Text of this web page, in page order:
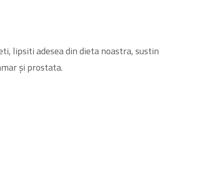
lipsiti adesea din dieta noastra, sustin
și prostata.